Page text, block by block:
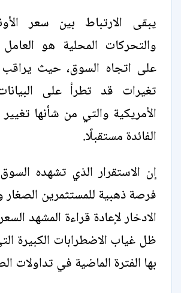
يبقى الارتباط بين سعر
والتحركات المحلية هو العامل
على اتجاه السوق، حيث يراقب
تغيرات قد تطرأ على
الأمريكية والتي من شأنها
الفائدة مستقبلًا.
إن الاستقرار الذي تشهده
فرصة ذهبية للمستثمرين الصغار
الادخار لإعادة قراءة المشهد
ظل غياب الاضطرابات الكبيرة
بها الفترة الماضية في تداولات